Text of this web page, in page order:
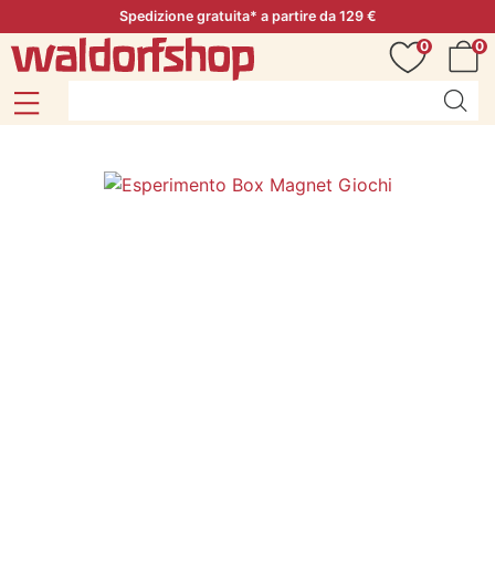
Spedizione gratuita* a partire da 129 €
0
0